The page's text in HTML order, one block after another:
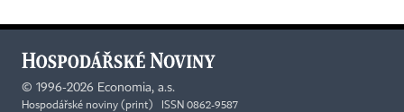
© 1996-2026 Economia, a.s.
Hospodářské noviny (print) ISSN 0862-9587